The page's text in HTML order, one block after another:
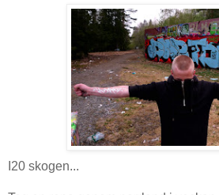
I20 skogen...